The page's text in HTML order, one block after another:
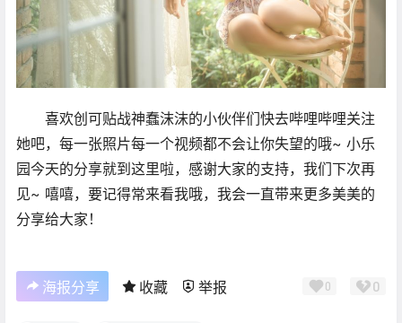
喜欢创可贴战神蠢沫沫的小伙伴们快去哔哩哔哩关注
她吧，每一张照片每一个视频都不会让你失望的哦~ 小乐
园今天的分享就到这里啦，感谢大家的支持，我们下次再
见~ 嘻嘻，要记得常来看我哦，我会一直带来更多美美的
分享给大家！
海报分享 收藏 举报 0 0